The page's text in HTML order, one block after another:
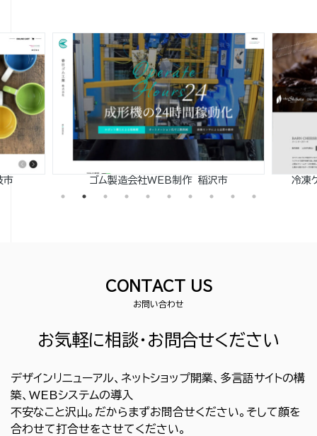
市 ゴム製造会社WEB制作 稲沢市 冷凍
CONTACT US
お問い合わせ
お気軽に相談・お問合せください
デザインリニューアル、ネットショップ開業、多言語サイトの構
築、WEBシステムの導入
不安なこと沢山。だからまずお問合せください。そして顔を
合わせて打合せをさせてください。